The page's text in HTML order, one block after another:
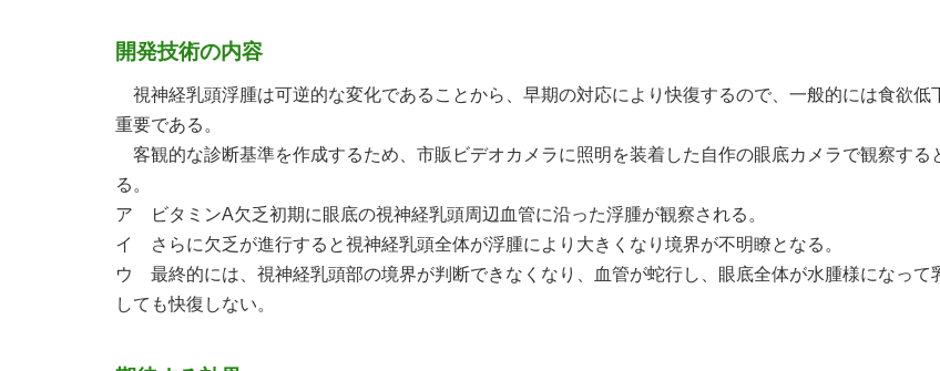
開発技術の内容
視神経乳頭浮腫は可逆的な変化であることから、早期の対応により快復するので、一般的には食欲
重要である。
客観的な診断基準を作成するため、市販ビデオカメラに照明を装着した自作の眼底カメラで観察す
る。
ア ビタミンA欠乏初期に眼底の視神経乳頭周辺血管に沿った浮腫が観察される。
イ さらに欠乏が進行すると視神経乳頭全体が浮腫により大きくなり境界が不明瞭となる。
ウ 最終的には、視神経乳頭部の境界が判断できなくなり、血管が蛇行し、眼底全体が水腫様になっ
しても快復しない。